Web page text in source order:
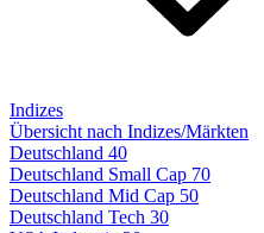
Indizes
Übersicht nach Indizes/Märkten
Deutschland 40
Deutschland Small Cap 70
Deutschland Mid Cap 50
Deutschland Tech 30